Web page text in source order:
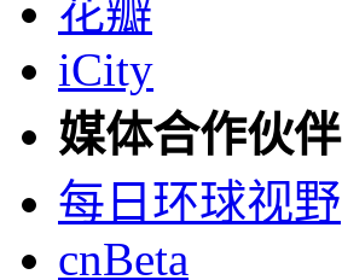
花瓣
iCity
媒体合作伙伴
每日环球视野
cnBeta